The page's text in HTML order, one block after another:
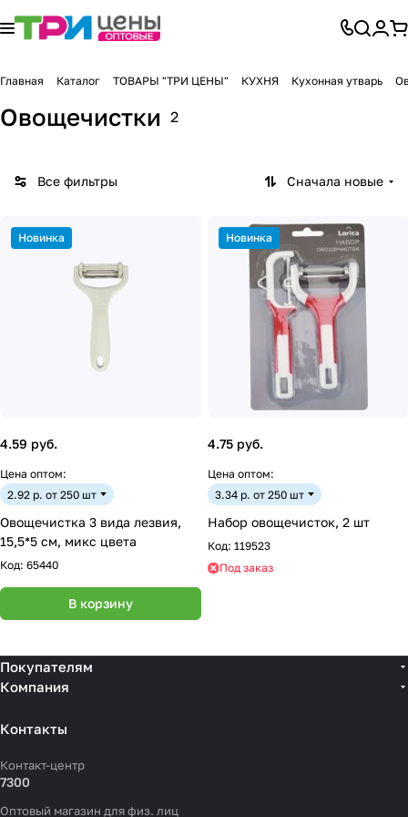
Главная Каталог ТОВАРЫ "ТРИ ЦЕНЫ" КУХНЯ Кухонная утварь
Овощечистки 2
Все фильтры Сначала новые
Новинка
4.59 руб.
Цена оптом:
2.92 р. от 250 шт
Овощечистка 3 вида лезвия,
15,5*5 см, микс цвета
Код: 65440
В корзину
Новинка
4.75 руб.
Цена оптом:
3.34 р. от 250 шт
Набор овощечисток, 2 шт
Код: 119523
Под заказ
Покупателям
Компания
Контакты
Контакт-центр
7300
Оптовый магазин для физ. лиц